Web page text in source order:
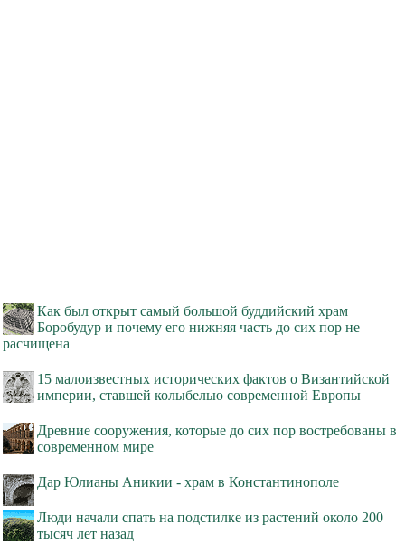
Как был открыт самый большой буддийский храм
Боробудур и почему его нижняя часть до сих пор не
расчищена
15 малоизвестных исторических фактов о Византийской
империи, ставшей колыбелью современной Европы
Древние сооружения, которые до сих пор востребованы в
современном мире
Дар Юлианы Аникии - храм в Константинополе
Люди начали спать на подстилке из растений около 200
тысяч лет назад